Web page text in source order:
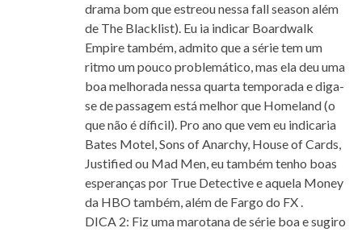
drama bom que estreou nessa fall season além
de The Blacklist). Eu ia indicar Boardwalk
Empire também, admito que a série tem um
ritmo um pouco problemático, mas ela deu uma
boa melhorada nessa quarta temporada e diga-
se de passagem está melhor que Homeland (o
que não é díficil). Pro ano que vem eu indicaria
Bates Motel, Sons of Anarchy, House of Cards,
Justified ou Mad Men, eu também tenho boas
esperanças por True Detective e aquela Money
da HBO também, além de Fargo do FX .
DICA 2: Fiz uma marotana de série boa e sugiro